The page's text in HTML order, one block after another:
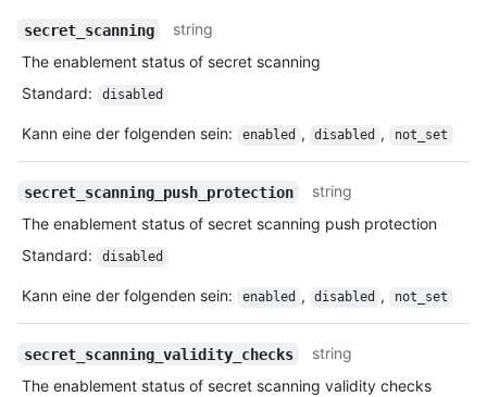
secret_scanning
string
The enablement status of secret scanning
Standard: disabled
Kann eine der folgenden sein: enabled , disabled , not_set
secret_scanning_push_protection
string
The enablement status of secret scanning push protection
Standard: disabled
Kann eine der folgenden sein: enabled , disabled , not_set
secret_scanning_validity_checks
string
The enablement status of secret scanning validity checks